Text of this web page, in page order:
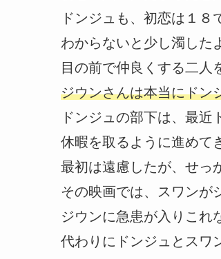
ドンジュも、初恋は１
わからないと少し濁した
目の前で仲良くする二人
ジウンさんは本当にドン
ドンジュの部下は、最近
休暇を取るように進めて
最初は遠慮したが、せっ
その映画では、スワンが
ジウンに急患が入りこれ
代わりにドンジュとスワ